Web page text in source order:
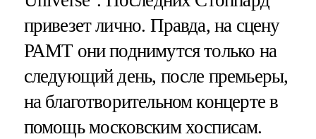
привезет лично. Правда, на сцену
РАМТ они поднимутся только на
следующий день, после премьеры,
на благотворительном концерте в
помощь московским хосписам.